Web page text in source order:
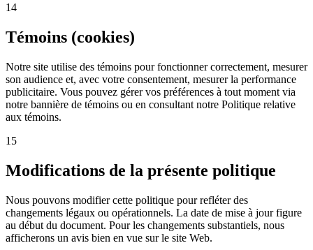
14
Témoins (cookies)
Notre site utilise des témoins pour fonctionner correctement, mesurer
son audience et, avec votre consentement, mesurer la performance
publicitaire. Vous pouvez gérer vos préférences à tout moment via
notre bannière de témoins ou en consultant notre Politique relative
aux témoins.
15
Modifications de la présente politique
Nous pouvons modifier cette politique pour refléter des
changements légaux ou opérationnels. La date de mise à jour figure
au début du document. Pour les changements substantiels, nous
afficherons un avis bien en vue sur le site Web.